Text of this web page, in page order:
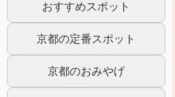
おすすめスポット
京都の定番スポット
京都のおみやげ